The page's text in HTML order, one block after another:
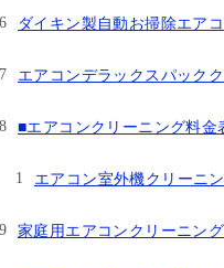
ダイキン製自動お掃除エア
エアコンデラックスパック
■エアコンクリーニング料金
エアコン室外機クリーニ
家庭用エアコンクリーニン